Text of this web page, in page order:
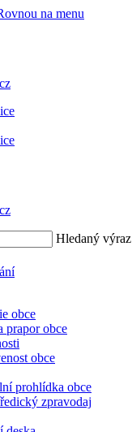
na menu
Hledaný výraz
obce
prapor obce
obce
prohlídka obce
zpravodaj